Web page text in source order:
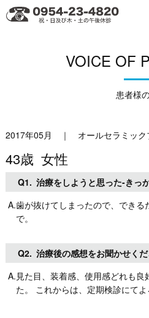
VOICE OF
患者様
2017年05月 ｜ オールセラミッ
43歳 女性
Q1. 治療をしようと思った-きっ
A.歯が抜けてしまったので、でき
で。
Q2. 治療後の感想をお聞かせくだ
A.見た目、装着感、使用感どれも
た。 これからは、定期検診にてよ